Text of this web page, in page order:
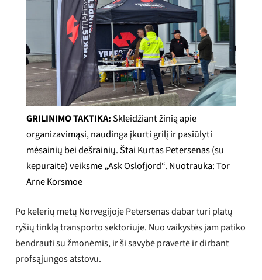
GRILINIMO TAKTIKA:Skleidžiant žinią apie
organizavimąsi, naudinga įkurti grilį ir pasiūlyti
mėsainių bei dešrainių. Štai Kurtas Petersenas (su
kepuraite) veiksme „Ask Oslofjord“. Nuotrauka: Tor
Arne Korsmoe
Po kelerių metų Norvegijoje Petersenas dabar turi platų
ryšių tinklą transporto sektoriuje. Nuo vaikystės jam patiko
bendrauti su žmonėmis, ir ši savybė pravertė ir dirbant
profsąjungos atstovu.